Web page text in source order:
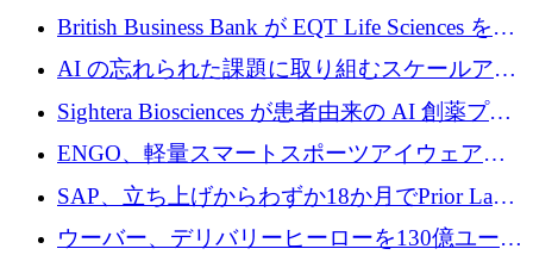
ウーバーはデリバリー・ヒーローを130億ユー
ロの契約で買収、レボルトは2027年に米国の
銀行を立ち上げる
British Business Bank が EQT Life Sciences を
2,500 万ユーロのコミットメントで支援
AI の忘れられた課題に取り組むスケールアッ
プを実現: カメラロール
Sightera Biosciences が患者由来の AI 創薬プラ
ットフォームを拡大するために 300 万ユーロ
のプレシードをクローズ
ENGO、軽量スマートスポーツアイウェアの
進歩のために510万ユーロを調達
SAP、立ち上げからわずか18か月でPrior Labs
を10億ユーロ以上の契約で買収
ウーバー、デリバリーヒーローを130億ユーロ